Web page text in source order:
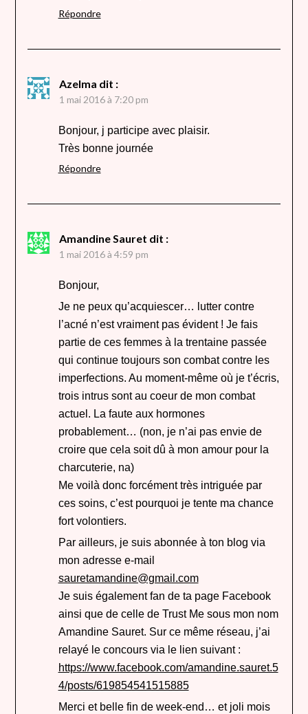
Répondre
Azelma dit :
1 mai 2016 à 7:20 pm
Bonjour, j participe avec plaisir.
Très bonne journée
Répondre
Amandine Sauret dit :
1 mai 2016 à 4:59 pm
Bonjour,
Je ne peux qu’acquiescer… lutter contre
l’acné n’est vraiment pas évident ! Je fais
partie de ces femmes à la trentaine passée
qui continue toujours son combat contre les
imperfections. Au moment-même où je t’écris,
trois intrus sont au coeur de mon combat
actuel. La faute aux hormones
probablement… (non, je n’ai pas envie de
croire que cela soit dû à mon amour pour la
charcuterie, na)
Me voilà donc forcément très intriguée par
ces soins, c’est pourquoi je tente ma chance
fort volontiers.
Par ailleurs, je suis abonnée à ton blog via
mon adresse e-mail
sauretamandine@gmail.com
Je suis également fan de ta page Facebook
ainsi que de celle de Trust Me sous mon nom
Amandine Sauret. Sur ce même réseau, j’ai
relayé le concours via le lien suivant :
https://www.facebook.com/amandine.sauret.5
4/posts/619854541515885
Merci et belle fin de week-end… et joli mois